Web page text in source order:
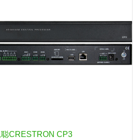
CRESTRON CP3